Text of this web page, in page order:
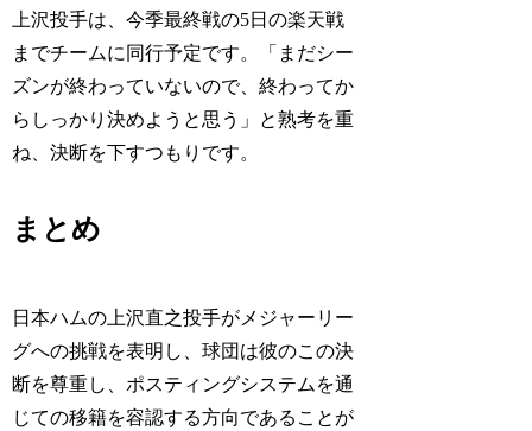
上沢投手は、今季最終戦の5日の楽天戦
までチームに同行予定です。「まだシー
ズンが終わっていないので、終わってか
らしっかり決めようと思う」と熟考を重
ね、決断を下すつもりです。
まとめ
日本ハムの上沢直之投手がメジャーリー
グへの挑戦を表明し、球団は彼のこの決
断を尊重し、ポスティングシステムを通
じての移籍を容認する方向であることが